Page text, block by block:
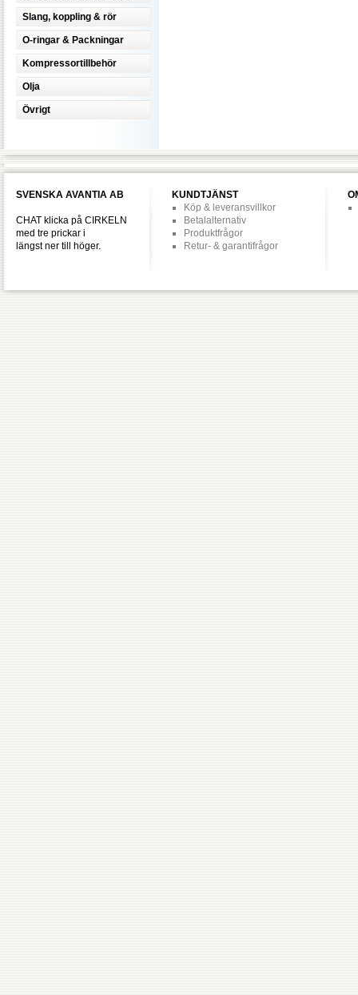
Slang, koppling & rör
O-ringar & Packningar
Kompressortillbehör
Olja
Övrigt
SVENSKA AVANTIA AB
CHAT klicka på CIRKELN
med tre prickar i
längst ner till höger.
KUNDTJÄNST
Köp & leveransvillkor
Betalalternativ
Produktfrågor
Retur- & garantifrågor